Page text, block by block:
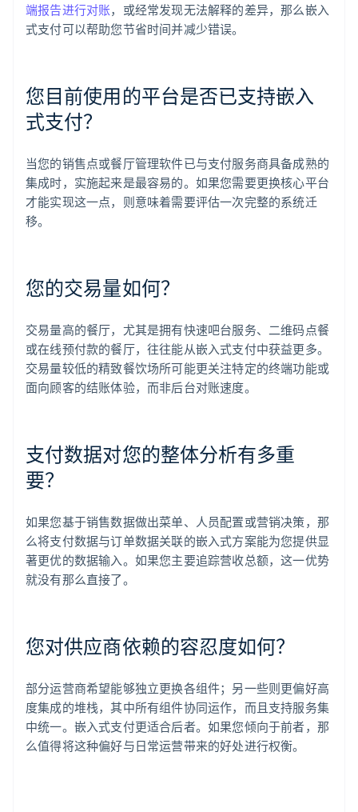
端报告进行对账，或经常发现无法解释的差异，那么嵌入
式支付可以帮助您节省时间并减少错误。
您目前使用的平台是否已支持嵌入
式支付？
当您的销售点或餐厅管理软件已与支付服务商具备成熟的
集成时，实施起来是最容易的。如果您需要更换核心平台
才能实现这一点，则意味着需要评估一次完整的系统迁
移。
您的交易量如何？
交易量高的餐厅，尤其是拥有快速吧台服务、二维码点餐
或在线预付款的餐厅，往往能从嵌入式支付中获益更多。
交易量较低的精致餐饮场所可能更关注特定的终端功能或
面向顾客的结账体验，而非后台对账速度。
支付数据对您的整体分析有多重
要？
如果您基于销售数据做出菜单、人员配置或营销决策，那
么将支付数据与订单数据关联的嵌入式方案能为您提供显
著更优的数据输入。如果您主要追踪营收总额，这一优势
就没有那么直接了。
您对供应商依赖的容忍度如何？
部分运营商希望能够独立更换各组件；另一些则更偏好高
度集成的堆栈，其中所有组件协同运作，而且支持服务集
中统一。嵌入式支付更适合后者。如果您倾向于前者，那
么值得将这种偏好与日常运营带来的好处进行权衡。